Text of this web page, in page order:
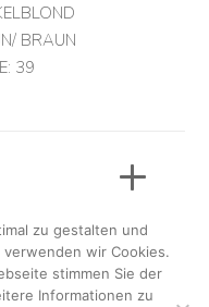
BRAUN
39
zu gestalten und
wir Cookies.
stimmen Sie der
Informationen zu